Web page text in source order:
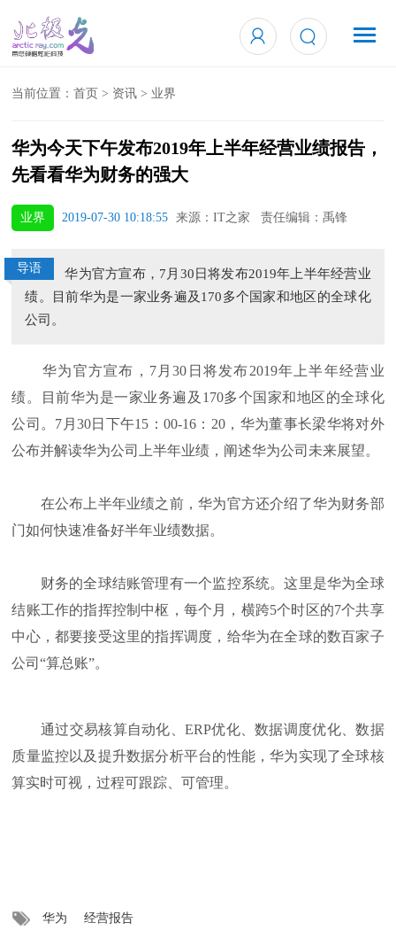
当前位置：首页 > 资讯 > 业界
华为今天下午发布2019年上半年经营业绩报告，
先看看华为财务的强大
业界 2019-07-30 10:18:55 来源：IT之家 责任编辑：禹锋
导语
华为官方宣布，7月30日将发布2019年上半年经营业
绩。目前华为是一家业务遍及170多个国家和地区的全球化
公司。
华为官方宣布，7月30日将发布2019年上半年经营业
绩。目前华为是一家业务遍及170多个国家和地区的全球化
公司。7月30日下午15：00-16：20，华为董事长梁华将对外
公布并解读华为公司上半年业绩，阐述华为公司未来展望。
在公布上半年业绩之前，华为官方还介绍了华为财务部
门如何快速准备好半年业绩数据。
财务的全球结账管理有一个监控系统。这里是华为全球
结账工作的指挥控制中枢，每个月，横跨5个时区的7个共享
中心，都要接受这里的指挥调度，给华为在全球的数百家子
公司“算总账”。
通过交易核算自动化、ERP优化、数据调度优化、数据
质量监控以及提升数据分析平台的性能，华为实现了全球核
算实时可视，过程可跟踪、可管理。
华为 经营报告